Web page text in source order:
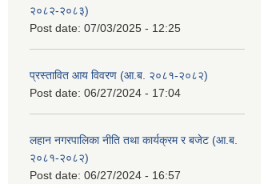
२०८२-२०८३)
Post date: 07/03/2025 - 12:25
प्रस्तावित आय विवरण (आ.ब. २०८१-२०८२)
Post date: 06/27/2024 - 17:04
लहान नगरपालिका नीति तथा कार्यक्रम र बजेट (आ.ब.
२०८१-२०८२)
Post date: 06/27/2024 - 16:57